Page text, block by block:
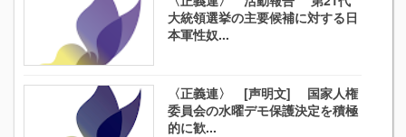
大統領選挙の主要候補に対する日
本軍性奴...
〈正義連〉 [声明文] 国家人権
委員会の水曜デモ保護決定を積極
的に歓...